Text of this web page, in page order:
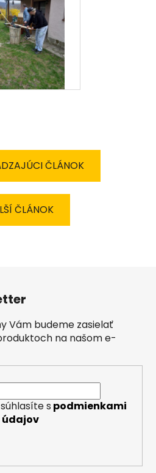
ČLÁNOK
ČLÁNOK
Vám budeme zasielať
na našom e-
s podmienkami
údajov